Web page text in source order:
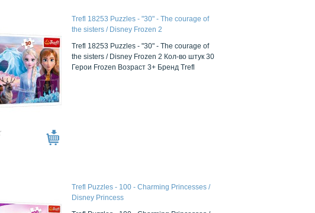
Trefl 18253 Puzzles - "30" - The courage of
the sisters / Disney Frozen 2
Trefl 18253 Puzzles - "30" - The courage of
the sisters / Disney Frozen 2 Кол-во штук 30
Герои Frozen Возраст 3+ Бренд Trefl
Trefl Puzzles - 100 - Charming Princesses /
Disney Princess